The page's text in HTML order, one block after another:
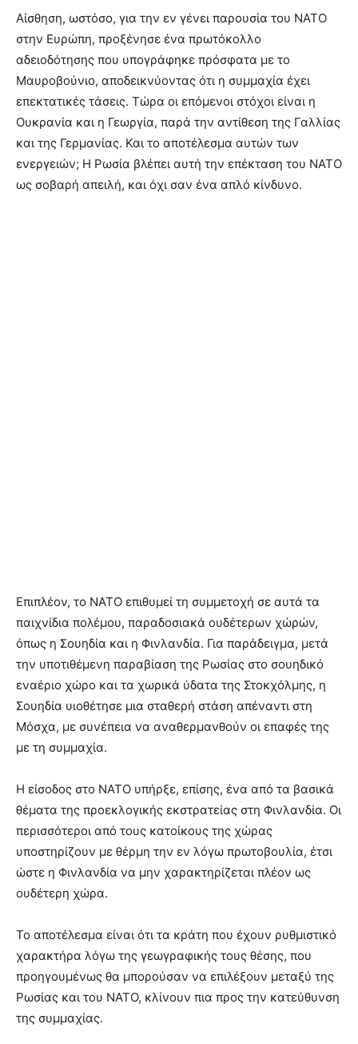
Αίσθηση, ωστόσο, για την εν γένει παρουσία του ΝΑΤΟ
στην Ευρώπη, προξένησε ένα πρωτόκολλο
αδειοδότησης που υπογράφηκε πρόσφατα με το
Μαυροβούνιο, αποδεικνύοντας ότι η συμμαχία έχει
επεκτατικές τάσεις. Τώρα οι επόμενοι στόχοι είναι η
Ουκρανία και η Γεωργία, παρά την αντίθεση της Γαλλίας
και της Γερμανίας. Και το αποτέλεσμα αυτών των
ενεργειών; Η Ρωσία βλέπει αυτή την επέκταση του ΝΑΤΟ
ως σοβαρή απειλή, και όχι σαν ένα απλό κίνδυνο.
Επιπλέον, το ΝΑΤΟ επιθυμεί τη συμμετοχή σε αυτά τα
παιχνίδια πολέμου, παραδοσιακά ουδέτερων χώρών,
όπως η Σουηδία και η Φινλανδία. Για παράδειγμα, μετά
την υποτιθέμενη παραβίαση της Ρωσίας στο σουηδικό
εναέριο χώρο και τα χωρικά ύδατα της Στοκχόλμης, η
Σουηδία υιοθέτησε μια σταθερή στάση απέναντι στη
Μόσχα, με συνέπεια να αναθερμανθούν οι επαφές της
με τη συμμαχία.
Η είσοδος στο ΝΑΤΟ υπήρξε, επίσης, ένα από τα βασικά
θέματα της προεκλογικής εκστρατείας στη Φινλανδία. Οι
περισσότεροι από τους κατοίκους της χώρας
υποστηρίζουν με θέρμη την εν λόγω πρωτοβουλία, έτσι
ώστε η Φινλανδία να μην χαρακτηρίζεται πλέον ως
ουδέτερη χώρα.
Το αποτέλεσμα είναι ότι τα κράτη που έχουν ρυθμιστικό
χαρακτήρα λόγω της γεωγραφικής τους θέσης, που
προηγουμένως θα μπορούσαν να επιλέξουν μεταξύ της
Ρωσίας και του ΝΑΤΟ, κλίνουν πια προς την κατεύθυνση
της συμμαχίας.